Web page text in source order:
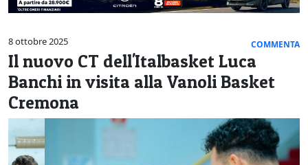
LA MUSICA
CULTURA
LA STORIA
SPETTACOLI
L'EDITORIALE
SEZIONI
8 ottobre 2025 COMMENTA
Il nuovo CT dell'Italbasket Luca
Banchi in visita alla Vanoli Basket
Cremona